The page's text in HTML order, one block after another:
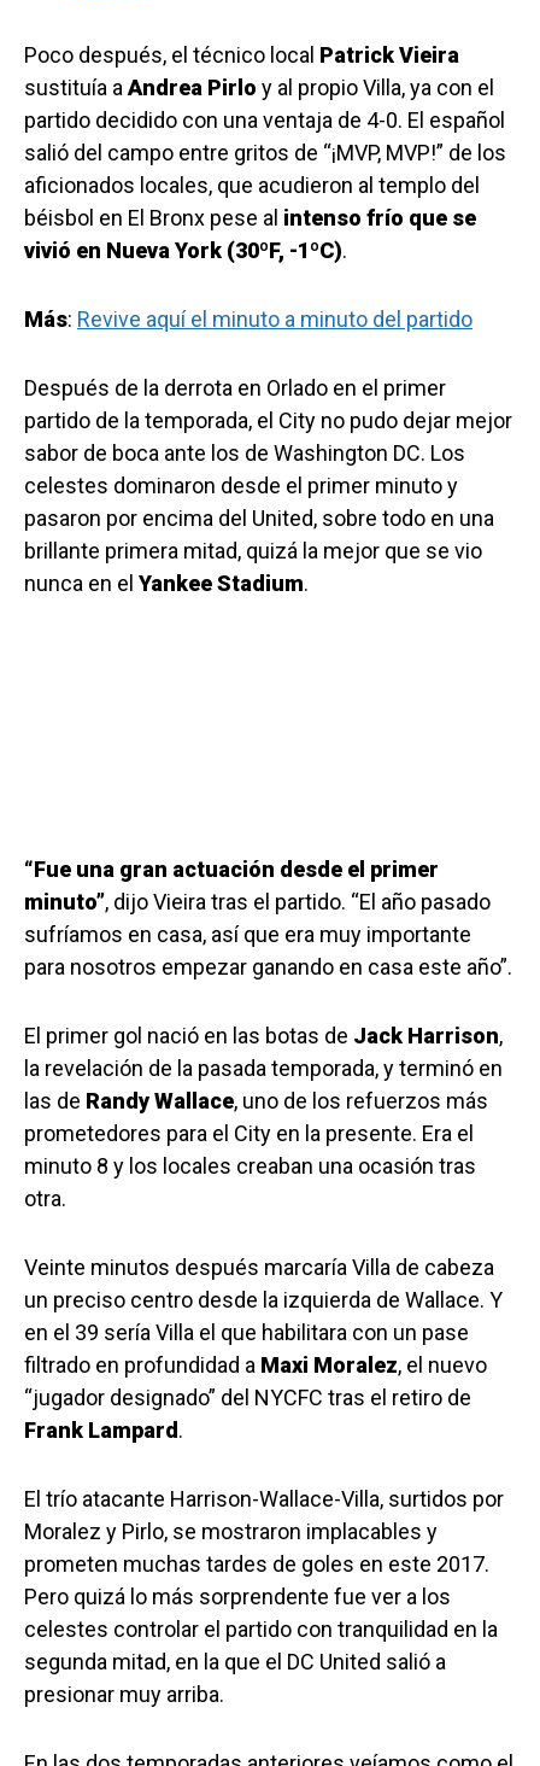
Poco después, el técnico local Patrick Vieira
sustituía a Andrea Pirlo y al propio Villa, ya con el
partido decidido con una ventaja de 4-0. El español
salió del campo entre gritos de “¡MVP, MVP!” de los
aficionados locales, que acudieron al templo del
béisbol en El Bronx pese al intenso frío que se
vivió en Nueva York (30ºF, -1ºC).
Más: Revive aquí el minuto a minuto del partido
Después de la derrota en Orlado en el primer
partido de la temporada, el City no pudo dejar mejor
sabor de boca ante los de Washington DC. Los
celestes dominaron desde el primer minuto y
pasaron por encima del United, sobre todo en una
brillante primera mitad, quizá la mejor que se vio
nunca en el Yankee Stadium.
“Fue una gran actuación desde el primer
minuto”, dijo Vieira tras el partido. “El año pasado
sufríamos en casa, así que era muy importante
para nosotros empezar ganando en casa este año”.
El primer gol nació en las botas de Jack Harrison,
la revelación de la pasada temporada, y terminó en
las de Randy Wallace, uno de los refuerzos más
prometedores para el City en la presente. Era el
minuto 8 y los locales creaban una ocasión tras
otra.
Veinte minutos después marcaría Villa de cabeza
un preciso centro desde la izquierda de Wallace. Y
en el 39 sería Villa el que habilitara con un pase
filtrado en profundidad a Maxi Moralez, el nuevo
“jugador designado” del NYCFC tras el retiro de
Frank Lampard.
El trío atacante Harrison-Wallace-Villa, surtidos por
Moralez y Pirlo, se mostraron implacables y
prometen muchas tardes de goles en este 2017.
Pero quizá lo más sorprendente fue ver a los
celestes controlar el partido con tranquilidad en la
segunda mitad, en la que el DC United salió a
presionar muy arriba.